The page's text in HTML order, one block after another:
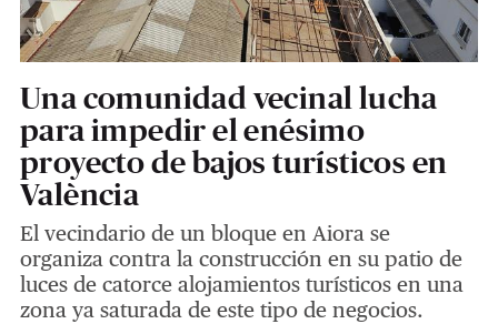
Una comunidad vecinal lucha
para impedir el enésimo
proyecto de bajos turísticos en
València
El vecindario de un bloque en Aiora se
organiza contra la construcción en su patio de
luces de catorce alojamientos turísticos en una
zona ya saturada de este tipo de negocios.